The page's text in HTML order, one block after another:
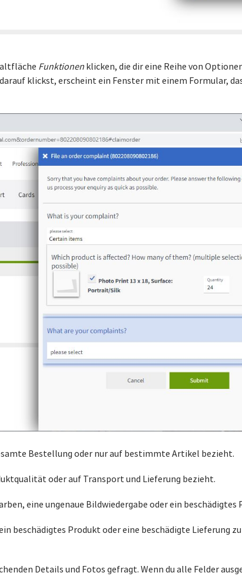
Funktionen klicken, die dir eine Reihe von
klickst, erscheint ein Fenster mit einem Formular,
Bestellung oder nur auf bestimmte Artikel bezieht.
oder auf Transport und Lieferung bezieht.
eine ungenaue Bildwiedergabe oder ein beschädigtes
beschädigtes Produkt oder eine beschädigte Lieferung
Details und Fotos gefragt. Wenn du alle Felder